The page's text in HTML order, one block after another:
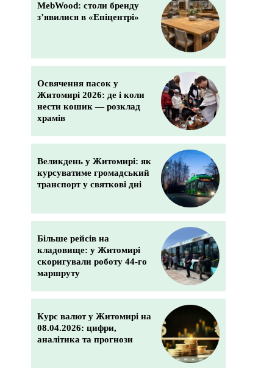
MebWood: столи бренду
з’явилися в «Епіцентрі»
Освячення пасок у
Житомирі 2026: де і коли
нести кошик — розклад
храмів
Великдень у Житомирі: як
курсуватиме громадський
транспорт у святкові дні
Більше рейсів на
кладовище: у Житомирі
скоригували роботу 44-го
маршруту
Курс валют у Житомирі на
08.04.2026: цифри,
аналітика та прогнози